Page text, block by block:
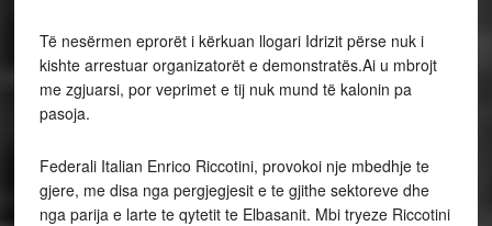
Të nesërmen eprorët i kërkuan llogari Idrizit përse nuk i
kishte arrestuar organizatorët e demonstratës.Ai u mbrojt
me zgjuarsi, por veprimet e tij nuk mund të kalonin pa
pasoja.
Federali Italian Enrico Riccotini, provokoi nje mbedhje te
gjere, me disa nga pergjegjesit e te gjithe sektoreve dhe
nga parija e larte te qytetit te Elbasanit. Mbi tryeze Riccotini